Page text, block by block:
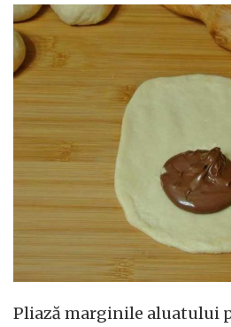
Pliază marginile aluatului